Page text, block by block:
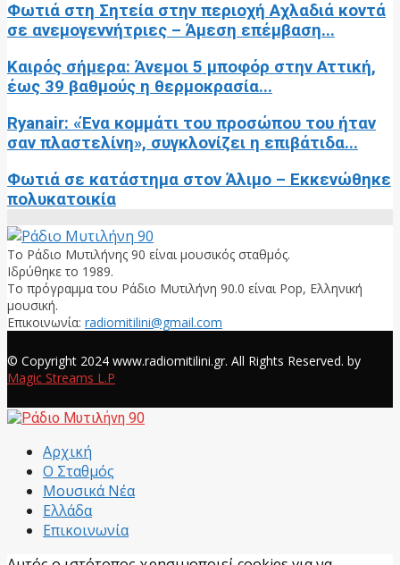
Φωτιά στη Σητεία στην περιοχή Αχλαδιά κοντά
σε ανεμογεννήτριες – Άμεση επέμβαση...
Καιρός σήμερα: Άνεμοι 5 μποφόρ στην Αττική,
έως 39 βαθμούς η θερμοκρασία...
Ryanair: «Ένα κομμάτι του προσώπου του ήταν
σαν πλαστελίνη», συγκλονίζει η επιβάτιδα...
Φωτιά σε κατάστημα στον Άλιμο – Εκκενώθηκε
πολυκατοικία
Το Ράδιο Μυτιλήνης 90 είναι μουσικός σταθμός.
Ιδρύθηκε το 1989.
Το πρόγραμμα του Ράδιο Μυτιλήνη 90.0 είναι Pop, Ελληνική
μουσική.
Επικοινωνία: radiomitilini@gmail.com
© Copyright 2024 www.radiomitilini.gr. All Rights Reserved. by
Magic Streams L.P
Αρχική
Ο Σταθμός
Μουσικά Νέα
Ελλάδα
Επικοινωνία